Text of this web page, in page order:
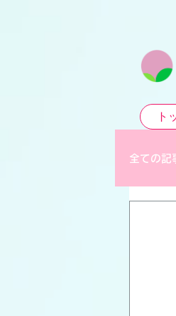
ト
全ての記